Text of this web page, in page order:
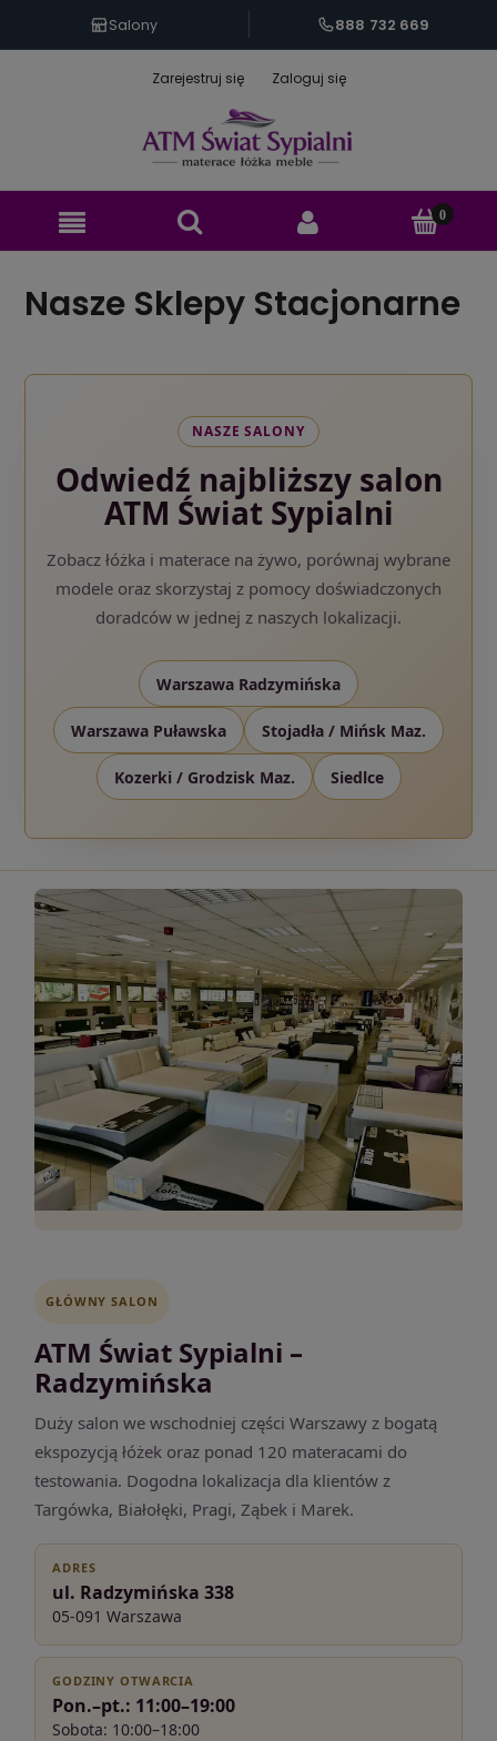
Salony 888 732 669
Zarejestruj się Zaloguj się
Nasze Sklepy Stacjonarne
NASZE SALONY
Odwiedź najbliższy salon
ATM Świat Sypialni
Zobacz łóżka i materace na żywo, porównaj wybrane
modele oraz skorzystaj z pomocy doświadczonych
doradców w jednej z naszych lokalizacji.
Warszawa Radzymińska
Warszawa Puławska Stojadła / Mińsk Maz.
Kozerki / Grodzisk Maz. Siedlce
GŁÓWNY SALON
ATM Świat Sypialni –
Radzymińska
Duży salon we wschodniej części Warszawy z bogatą
ekspozycją łóżek oraz ponad 120 materacami do
testowania. Dogodna lokalizacja dla klientów z
Targówka, Białołęki, Pragi, Ząbek i Marek.
ADRES
ul. Radzymińska 338
05-091 Warszawa
GODZINY OTWARCIA
Pon.–pt.: 11:00–19:00
Sobota: 10:00–18:00